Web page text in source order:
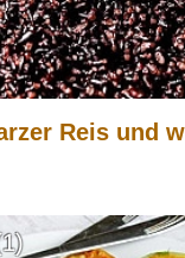
Reis und